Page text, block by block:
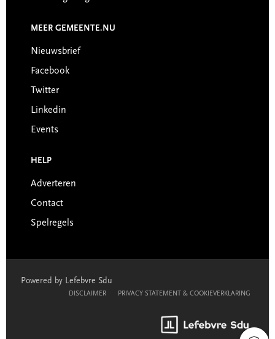
MEER GEMEENTE.NU
Nieuwsbrief
Facebook
Twitter
Linkedin
Events
HELP
Adverteren
Contact
Spelregels
Powered by Lefebvre Sdu
DISCLAIMER PRIVACY STATEMENT & COOKIEVERKLARING